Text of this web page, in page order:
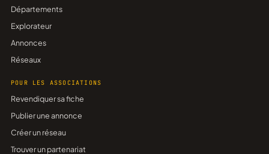
Départements
Explorateur
Annonces
Réseaux
POUR LES ASSOCIATIONS
Revendiquer sa fiche
Publier une annonce
Créer un réseau
Trouver un partenariat